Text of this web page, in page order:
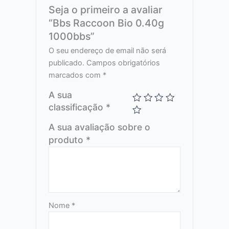
Seja o primeiro a avaliar
“Bbs Raccoon Bio 0.40g
1000bbs”
O seu endereço de email não será
publicado. Campos obrigatórios
marcados com *
A sua
classificação *
A sua avaliação sobre o
produto *
Nome *